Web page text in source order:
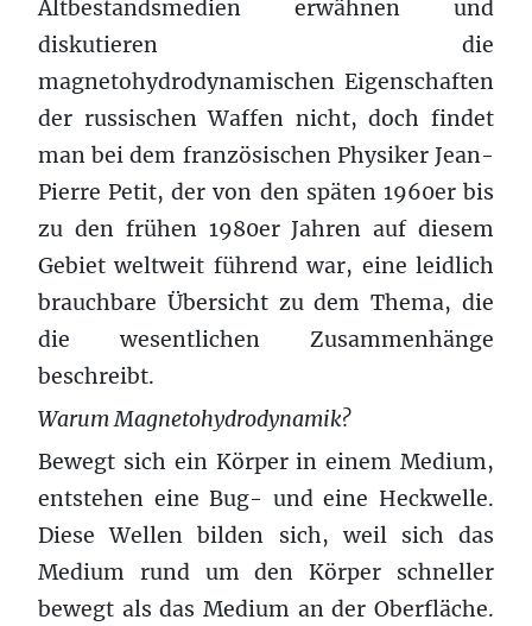
Altbestandsmedien erwähnen und
diskutieren die
magnetohydrodynamischen Eigenschaften
der russischen Waffen nicht, doch findet
man bei dem französischen Physiker Jean-
Pierre Petit, der von den späten 1960er bis
zu den frühen 1980er Jahren auf diesem
Gebiet weltweit führend war, eine leidlich
brauchbare Übersicht zu dem Thema, die
die wesentlichen Zusammenhänge
beschreibt.
Warum Magnetohydrodynamik?
Bewegt sich ein Körper in einem Medium,
entstehen eine Bug- und eine Heckwelle.
Diese Wellen bilden sich, weil sich das
Medium rund um den Körper schneller
bewegt als das Medium an der Oberfläche.